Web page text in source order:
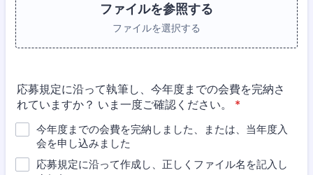
ファイルを参照する
ファイルを選択する
応募規定に沿って執筆し、今年度までの会費を完納さ
れていますか？ いま一度ご確認ください。
*
今年度までの会費を完納しました、または、当年度入
会を申し込みました
応募規定に沿って作成し、正しくファイル名を記入し